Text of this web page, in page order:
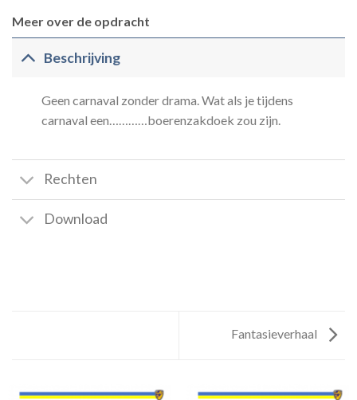
Meer over de opdracht
Beschrijving
Geen carnaval zonder drama. Wat als je tijdens
carnaval een…………boerenzakdoek zou zijn.
Rechten
Download
Fantasieverhaal